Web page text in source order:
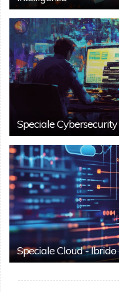
Speciale
Speciale Cloud -